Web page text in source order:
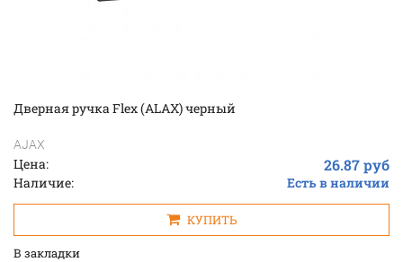
Дверная ручка Flex (ALAX) черный
AJAX
Цена: 26.87 руб
Наличие: Есть в наличии
КУПИТЬ
В закладки